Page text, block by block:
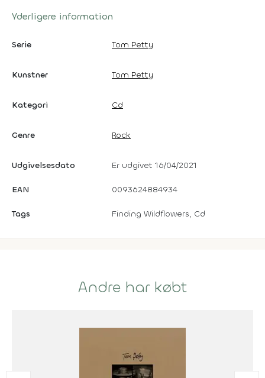
Yderligere information
Serie Tom Petty
Kunstner Tom Petty
Kategori Cd
Genre Rock
Udgivelsesdato Er udgivet 16/04/2021
EAN 0093624884934
Tags Finding Wildflowers, Cd
Andre har købt